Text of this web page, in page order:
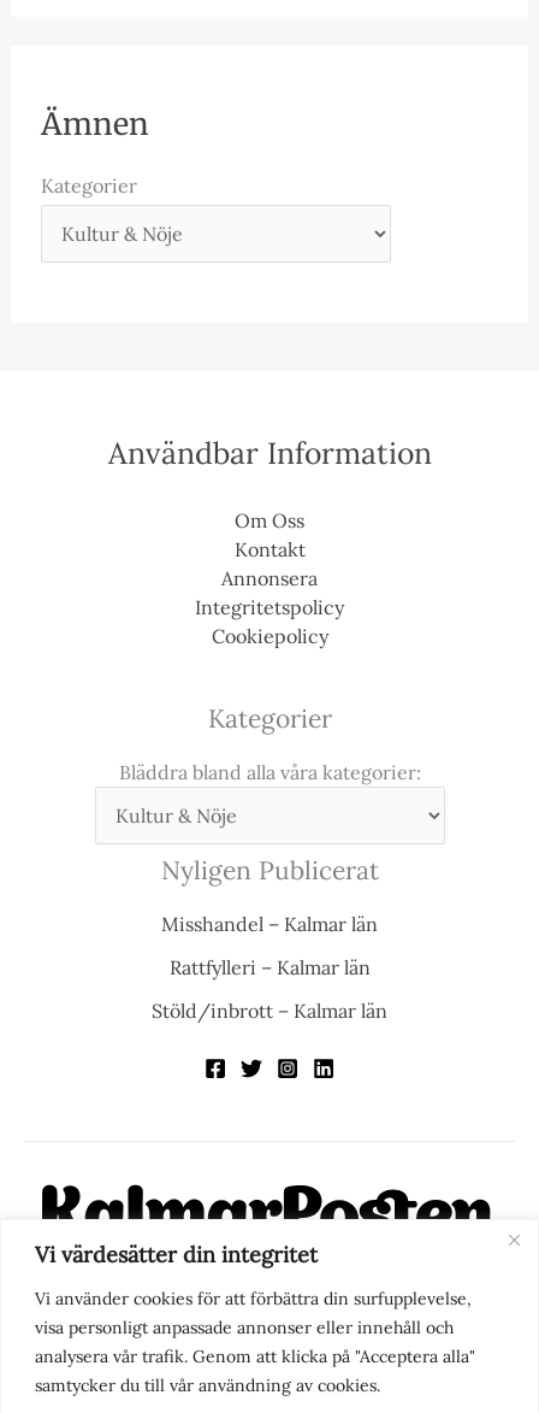
Vi värdesätter din integritet
Vi använder cookies för att förbättra din surfupplevelse,
visa personligt anpassade annonser eller innehåll och
analysera vår trafik. Genom att klicka på "Acceptera alla"
samtycker du till vår användning av cookies.
Ämnen
Kategorier
Användbar Information
Om Oss
Kontakt
Annonsera
Integritetspolicy
Cookiepolicy
Kategorier
Bläddra bland alla våra kategorier:
Nyligen Publicerat
Misshandel – Kalmar län
Rattfylleri – Kalmar län
Stöld/inbrott – Kalmar län
KalmarPosten är en modern lokalnyhetstidning på nätet. Med
fokus på Kalmarregionen, men också med blick för det större
perspektivet, vill vi vara din självklara kanal för nyheter,
berättelser och engagemang. KalmarPosten grundades 1988 och
fick nya ägare 2025.